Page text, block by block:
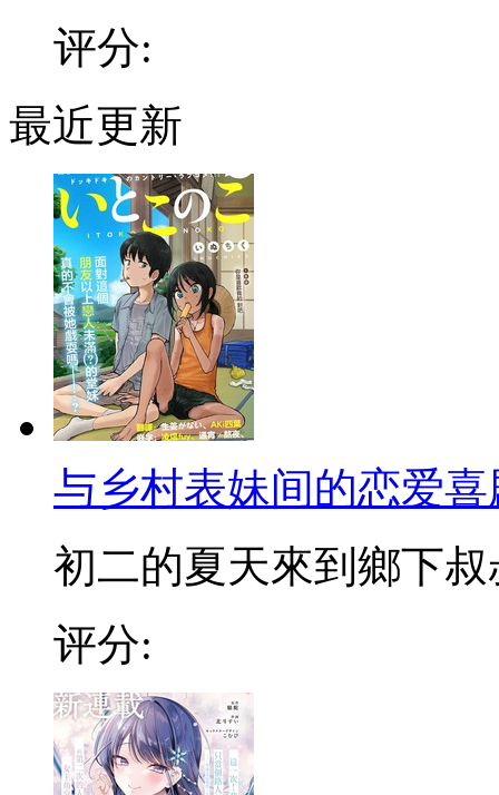
评分:
最近更新
与乡村表妹间的恋爱喜
初二的夏天來到鄉下叔
评分: